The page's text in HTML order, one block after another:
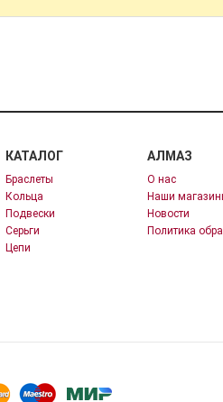
КАТАЛОГ
Браслеты
Кольца
Подвески
Серьги
Цепи
АЛМАЗ
О нас
Наши
Новости
Политика